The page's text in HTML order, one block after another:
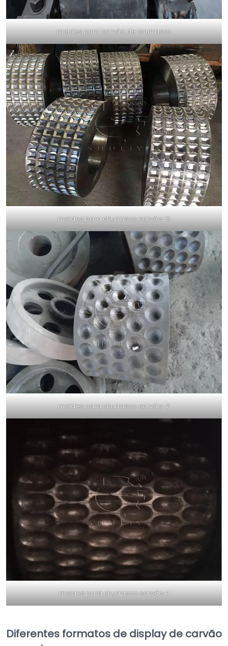
moldes para carvão de churrasco
moldes para churrasco carvão-3
moldes para churrasco carvão-2
moldes para churrasco carvão-1
Diferentes formatos de display de carvão